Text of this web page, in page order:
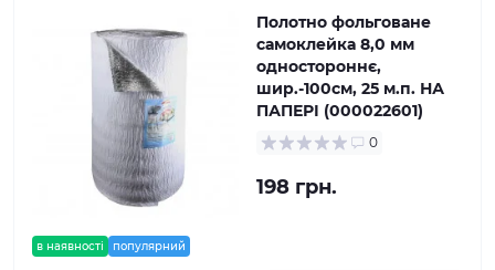
в наявності популярний
Полотно фольговане
самоклейка 8,0 мм
одностороннє,
шир.-100см, 25 м.п. НА
ПАПЕРІ (000022601)
0
198 грн.